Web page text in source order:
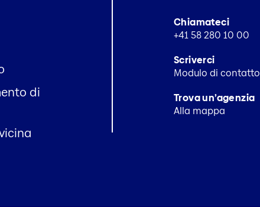
di
Chiamateci
+41 58 280 10 00
Scriverci
Modulo di contatto
Trova un’agenzia
Alla mappa